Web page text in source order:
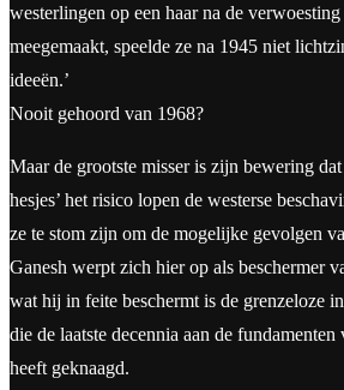
westerlingen op een haar na de
meegemaakt, speelde ze na 1945 niet
ideeën.’
Nooit gehoord van 1968?
Maar de grootste misser is zijn bewering
hesjes’ het risico lopen de westerse
ze te stom zijn om de mogelijke gevolgen
Ganesh werpt zich hier op als beschermer
wat hij in feite beschermt is de grenzeloze
die de laatste decennia aan de fundamenten
heeft geknaagd.